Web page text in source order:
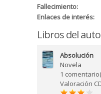
Fallecimiento:
Enlaces de interés:
Libros del
Absolución
Novela
1
Valoración